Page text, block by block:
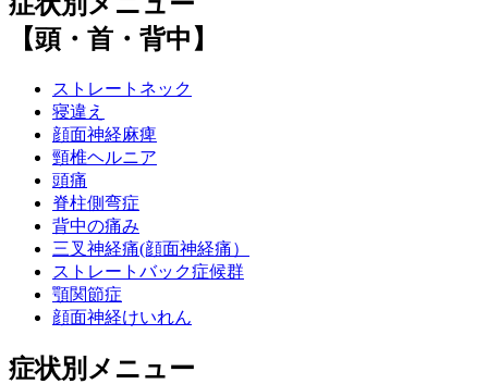
【頭・首・背中】
ストレートネック
寝違え
顔面神経麻痺
頸椎ヘルニア
頭痛
脊柱側弯症
背中の痛み
三叉神経痛(顔面神経痛）
ストレートバック症候群
顎関節症
顔面神経けいれん
症状別メニュー